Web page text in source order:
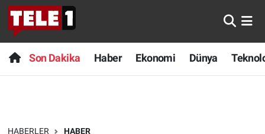
Son Dakika Haber Ekonomi Dünya
HABERLER HABER
Anında Manşet
Başka Sohbetler
Son Dakika
Haber
Nöbetçi Eczaneler
Hava Durumu